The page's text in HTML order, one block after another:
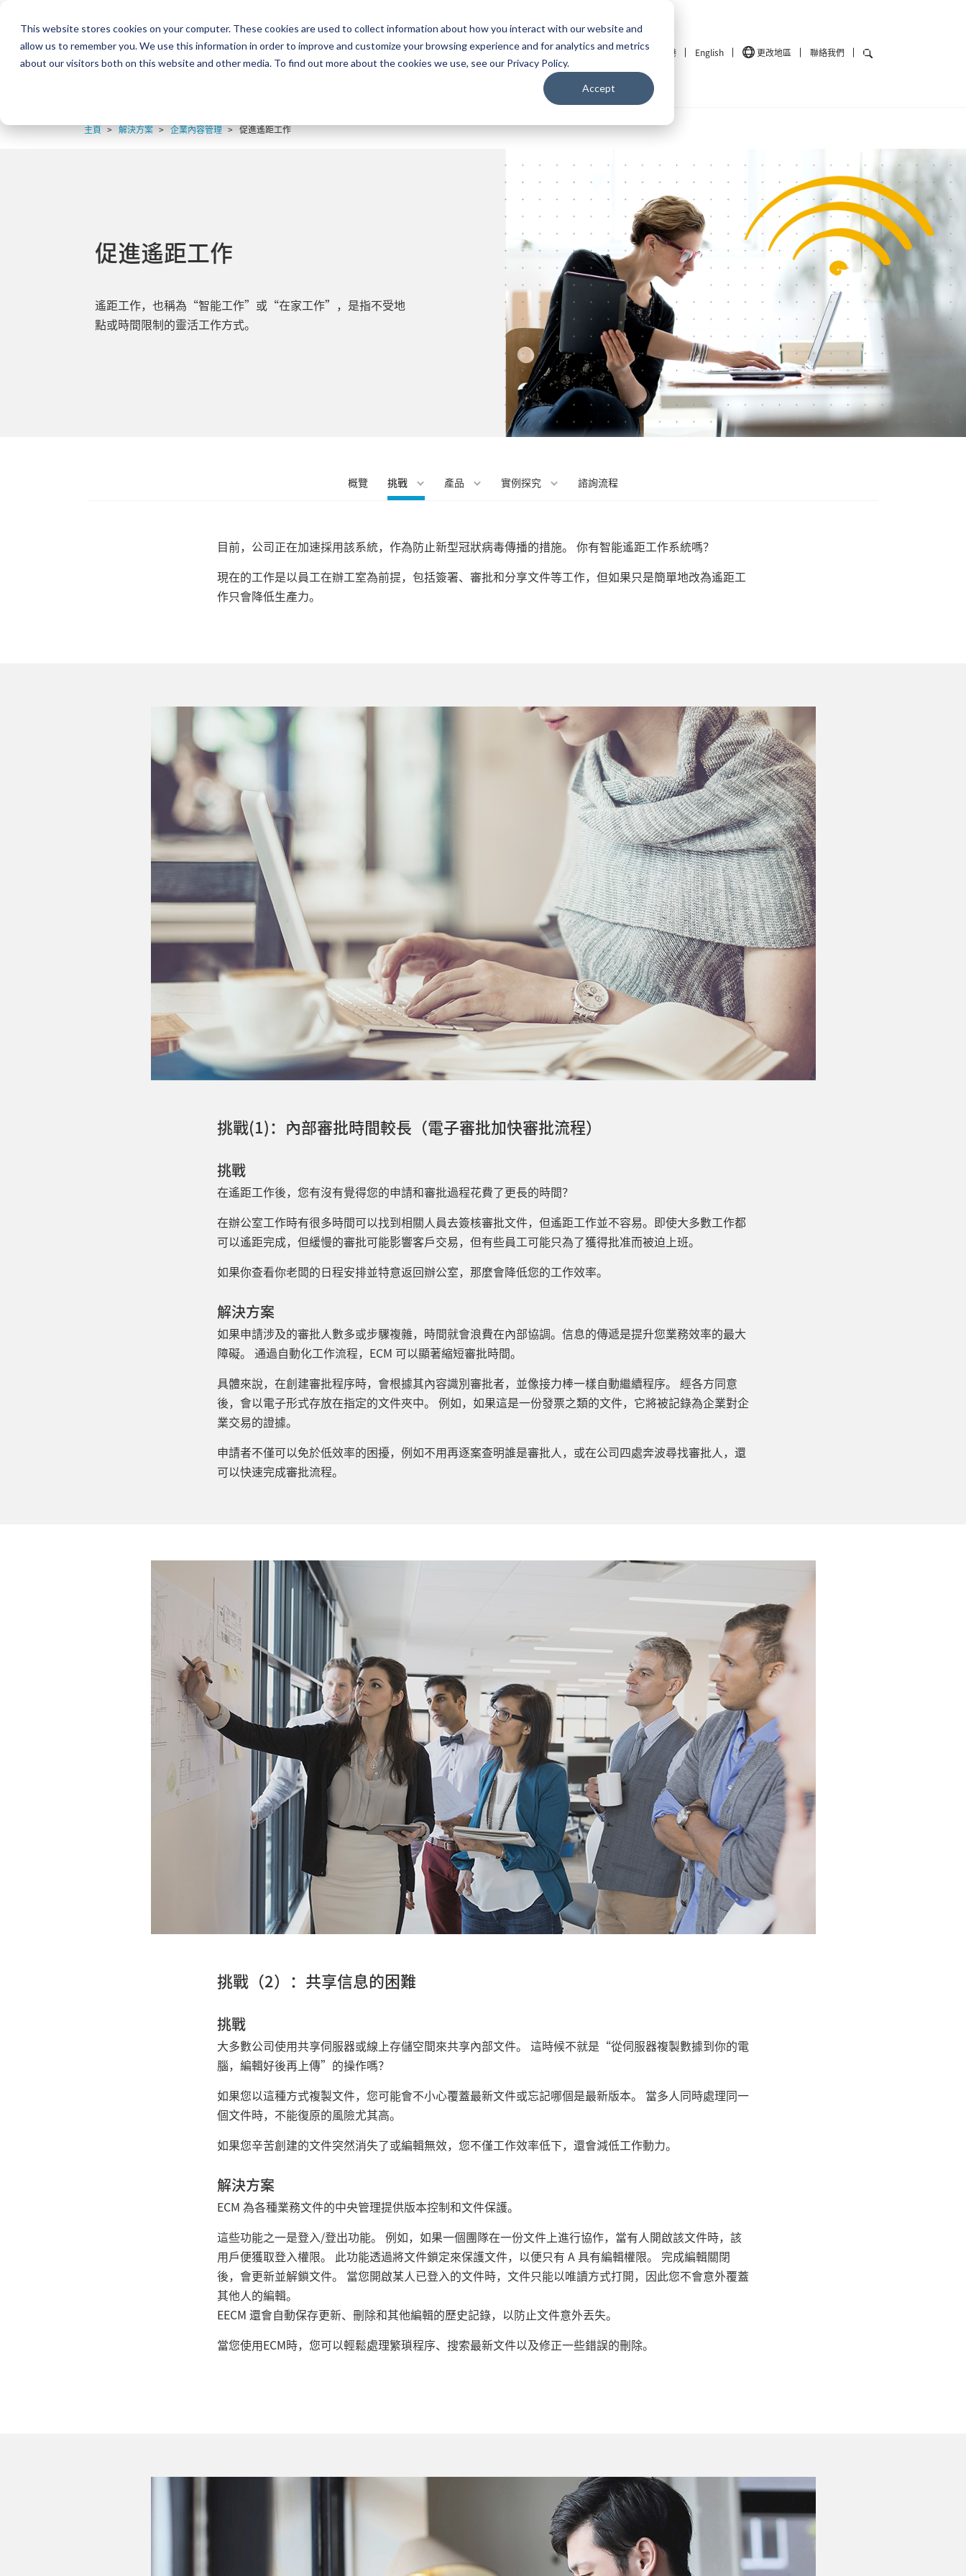
This website stores cookies on your computer. These cookies are used to collect information about how you interact with our website and
allow us to remember you. We use this information in order to improve and customize your browsing experience and for analytics and metrics
about our visitors both on this website and other media. To find out more about the cookies we use, see our Privacy Policy.
Accept
KYOCERA Document Solutions Hong Kong/香港 English 更改地區 聯絡我們
主頁 解決方案 企業內容管理 促進遙距工作
促進遙距工作
遙距工作，也稱為“智能工作”或“在家工作”，是指不受地
點或時間限制的靈活工作方式。
概覽 挑戰 產品 實例探究 諮詢流程
目前，公司正在加速採用該系統，作為防止新型冠狀病毒傳播的措施。 你有智能遙距工作系統嗎？
現在的工作是以員工在辦工室為前提，包括簽署、審批和分享文件等工作，但如果只是簡單地改為遙距工
作只會降低生產力。
挑戰(1)：內部審批時間較長（電子審批加快審批流程）
挑戰
在遙距工作後，您有沒有覺得您的申請和審批過程花費了更長的時間？
在辦公室工作時有很多時間可以找到相關人員去簽核審批文件，但遙距工作並不容易。即使大多數工作都
可以遙距完成，但緩慢的審批可能影響客戶交易，但有些員工可能只為了獲得批准而被迫上班。
如果你查看你老闆的日程安排並特意返回辦公室，那麼會降低您的工作效率。
解決方案
如果申請涉及的審批人數多或步驟複雜，時間就會浪費在內部協調。信息的傳遞是提升您業務效率的最大
障礙。 通過自動化工作流程，ECM 可以顯著縮短審批時間。
具體來說，在創建審批程序時，會根據其內容識別審批者，並像接力棒一樣自動繼續程序。 經各方同意
後，會以電子形式存放在指定的文件夾中。 例如，如果這是一份發票之類的文件，它將被記錄為企業對企
業交易的證據。
申請者不僅可以免於低效率的困擾，例如不用再逐案查明誰是審批人，或在公司四處奔波尋找審批人，還
可以快速完成審批流程。
挑戰（2）：共享信息的困難
挑戰
大多數公司使用共享‎伺服器或線上存儲空間來共享內部文件。 這時候不就是“從伺服器複製數據到你的電
腦，編輯好後再上傳”的操作嗎？
如果您以這種方式複製文件，您可能會不小心覆蓋最新文件或忘記哪個是最新版本。 當多人同時處理同一
個文件時，不能復原的風險尤其高。
如果您辛苦創建的文件突然消失了或編輯無效，您不僅工作效率低下，還會減低工作動力。
解決方案
ECM 為各種業務文件的中央管理提供版本控制和文件保護。
這些功能之一是登入/登出功能。 例如，如果一個團隊在一份文件上進行協作，當有人開啟該文件時，該
用戶便獲取登入權限。 此功能透過將文件鎖定來保護文件，以便只有 A 具有編輯權限。 完成編輯關閉
後，會更新並解鎖文件。 當您開啟某人已登入的文件時，文件只能以唯讀方式打開，因此您不會意外覆蓋
其他人的編輯。
EECM 還會自動保存更新、刪除和其他編輯的歷史記錄，以防止文件意外丟失。
當您使用ECM時，您可以輕鬆處理繁瑣程序、搜索最新文件以及修正一些錯誤的刪除。